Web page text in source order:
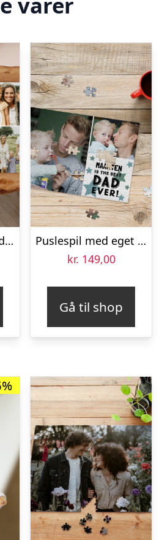
Stort puslespil med eget billede – 1500 brikker
Puslespil med eget billede – Fars dag gave (120 brikker)
kr. 149,00
Gå til shop